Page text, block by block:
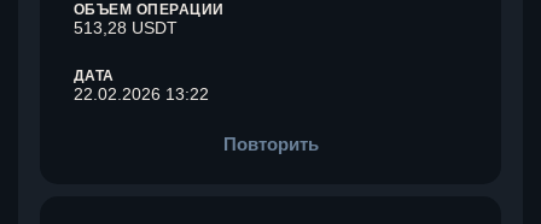
ОБЪЕМ ОПЕРАЦИИ
513,28 USDT
ДАТА
22.02.2026 13:22
Повторить